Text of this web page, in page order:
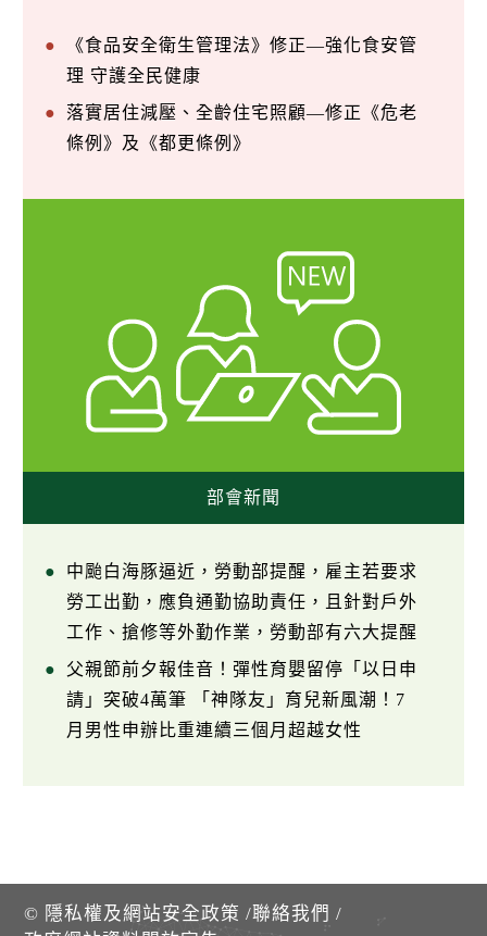
《食品安全衛生管理法》修正—強化食安管
理 守護全民健康
落實居住減壓、全齡住宅照顧—修正《危老
條例》及《都更條例》
部會新聞
中颱白海豚逼近，勞動部提醒，雇主若要求
勞工出勤，應負通勤協助責任，且針對戶外
工作、搶修等外勤作業，勞動部有六大提醒
父親節前夕報佳音！彈性育嬰留停「以日申
請」突破4萬筆 「神隊友」育兒新風潮！7
月男性申辦比重連續三個月超越女性
© 隱私權及網站安全政策 /聯絡我們 /